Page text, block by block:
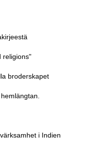
religions"
broderskapet
i Indien